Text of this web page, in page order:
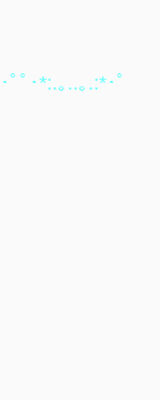
ﾟﾟ･*:.｡..｡.:*･ﾟ